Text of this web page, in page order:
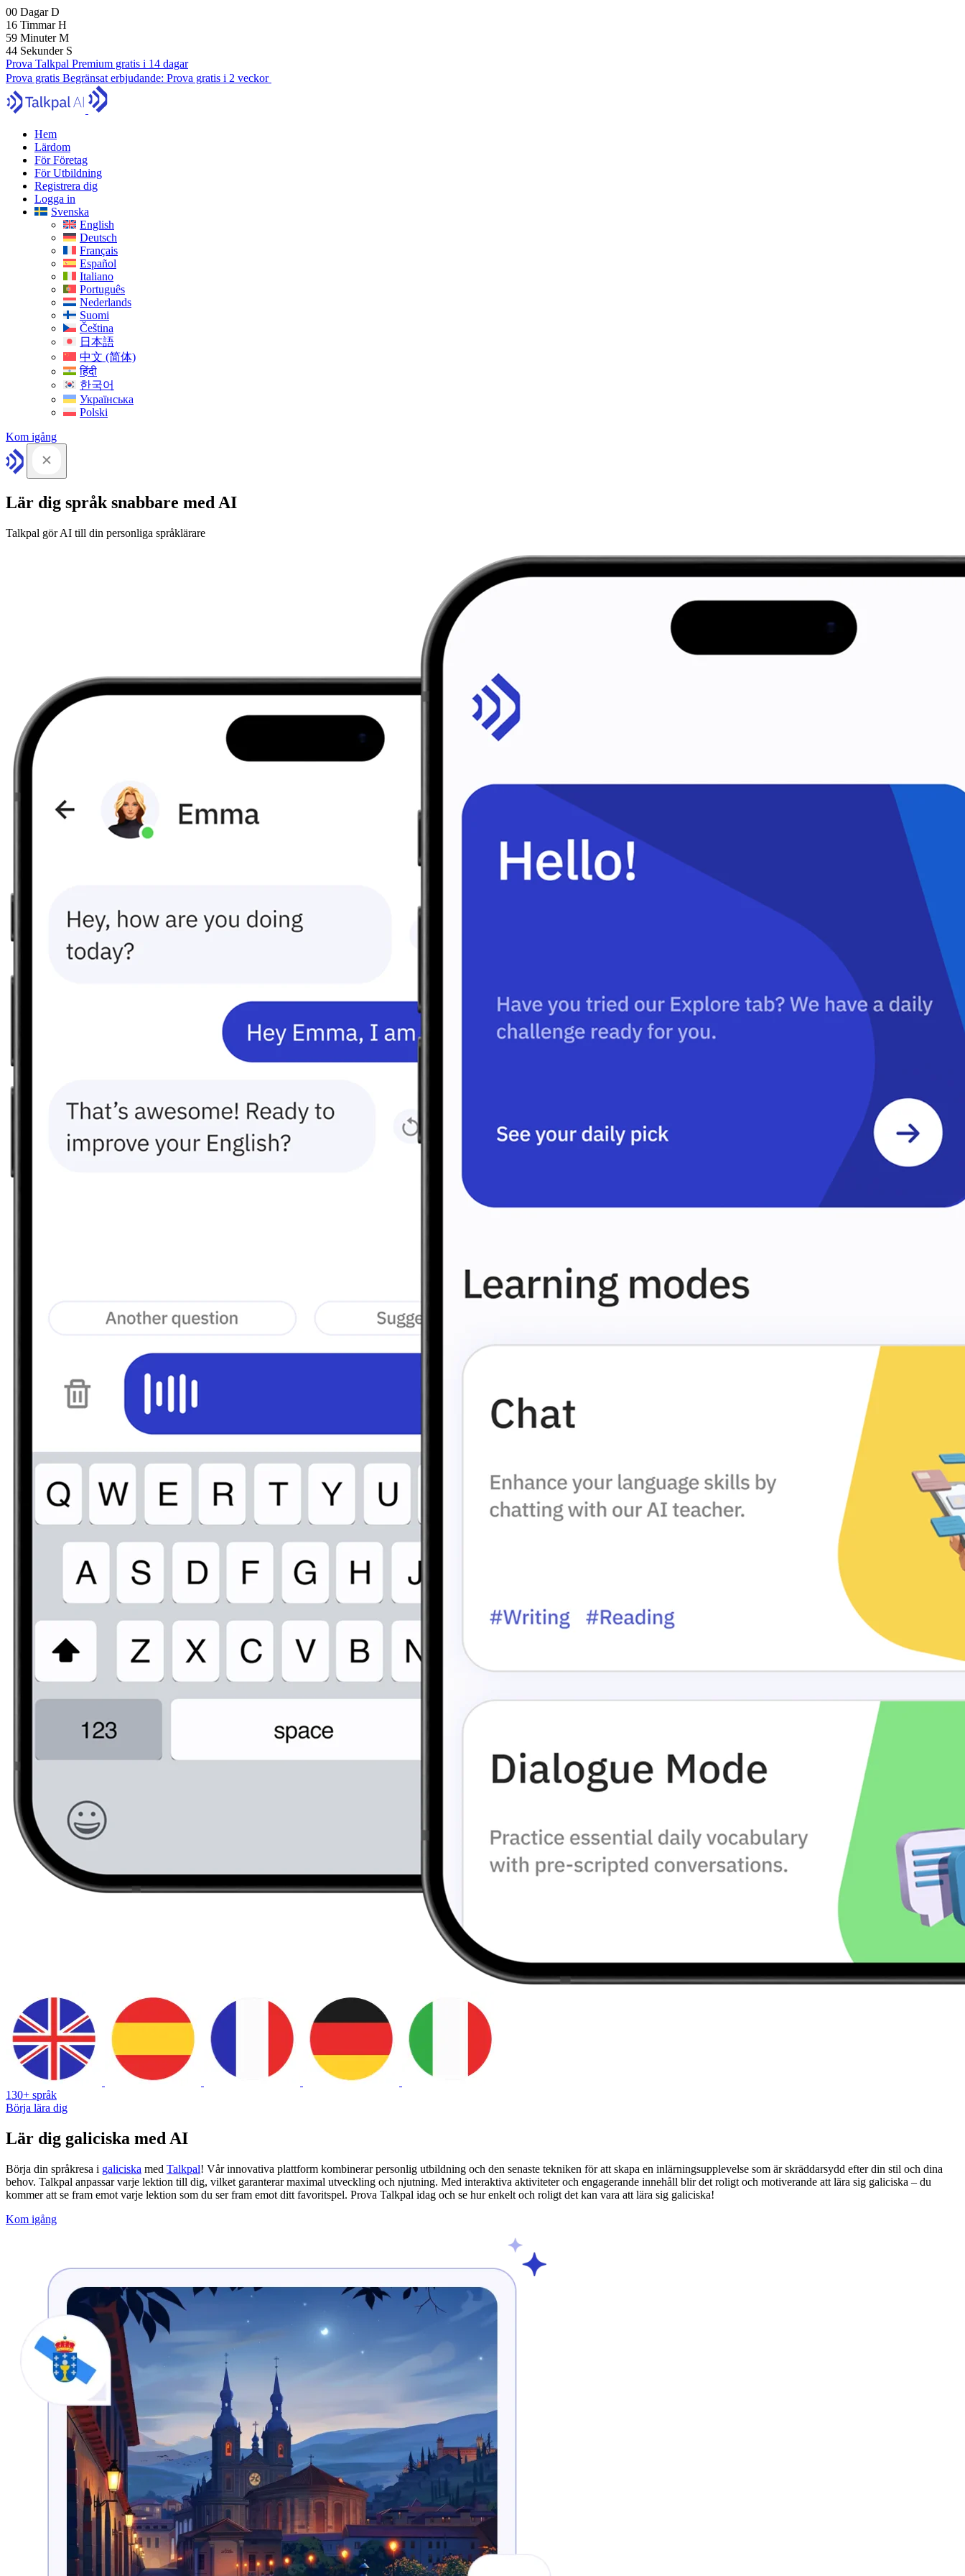
00 DagarD
16 TimmarH
59 MinuterM
43 Sekunder S
Prova Talkpal Premium gratis i 14 dagar
Prova gratis Begränsat erbjudande: Prova gratis i 2 veckor
Hem
Lärdom
För Företag
För Utbildning
Registrera dig
Logga in
Svenska
English
Deutsch
Français
Español
Italiano
Português
Nederlands
Suomi
Čeština
日本語
中文 (简体)
हिंदी
한국어
Українська
Polski
Kom igång
Lär dig språk snabbare med AI
Talkpal gör AI till din personliga språklärare
130+ språk
Börja lära dig
Lär dig galiciska med AI
Börja din språkresa i galiciska med Talkpal! Vår innovativa plattform kombinerar personlig utbildning och den senaste tekniken för att skapa en inlärningsupplevelse som är skräddarsydd efter din stil och dina
behov. Talkpal anpassar varje lektion till dig, vilket garanterar maximal utveckling och njutning. Med interaktiva aktiviteter och engagerande innehåll blir det roligt och motiverande att lära sig galiciska – du
kommer att se fram emot varje lektion som du ser fram emot ditt favoritspel. Prova Talkpal idag och se hur enkelt och roligt det kan vara att lära sig galiciska!
Kom igång